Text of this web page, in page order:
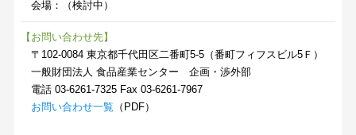
会場：（検討中）
【お問い合わせ先】
〒102-0084 東京都千代田区二番町5-5（番町フィフスビル5Ｆ）
一般財団法人 食品産業センター 企画・渉外部
電話 03-6261-7325 Fax 03-6261-7967
お問い合わせ一覧 （PDF）